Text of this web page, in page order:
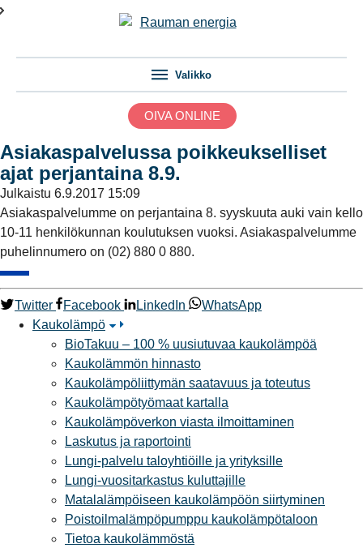
Valikko
OIVA ONLINE
Asiakaspalvelussa poikkeukselliset
ajat perjantaina 8.9.
Julkaistu 6.9.2017 15:09
Asiakaspalvelumme on perjantaina 8. syyskuuta auki vain kello
10-11 henkilökunnan koulutuksen vuoksi. Asiakaspalvelumme
puhelinnumero on (02) 880 0 880.
Twitter Facebook LinkedIn
WhatsApp
Kaukolämpö
BioTakuu – 100 % uusiutuvaa kaukolämpöä
Kaukolämmön hinnasto
Kaukolämpöliittymän saatavuus ja toteutus
Kaukolämpötyömaat kartalla
Kaukolämpöverkon viasta ilmoittaminen
Laskutus ja raportointi
Lungi-palvelu taloyhtiöille ja yrityksille
Lungi-vuositarkastus kuluttajille
Matalalämpöiseen kaukolämpöön siirtyminen
Poistoilmalämpöpumppu kaukolämpötaloon
Tietoa kaukolämmöstä